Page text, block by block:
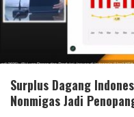
Surplus Dagang
Nonmigas Jadi